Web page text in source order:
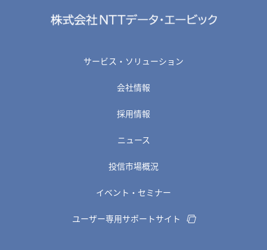
サービス・ソリューション
会社情報
採用情報
ニュース
投信市場概況
イベント・セミナー
ユーザー専用サポートサイト